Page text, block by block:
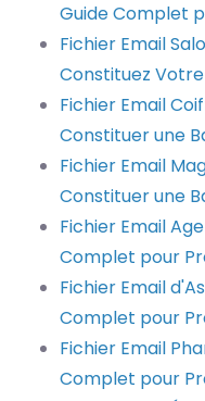
Guide Complet
Fichier Email
Constituez
Fichier Email
Constituer une
Fichier Email
Constituer une
Fichier Email
Complet pour
Fichier Email
Complet pour
Fichier Email
Complet pour